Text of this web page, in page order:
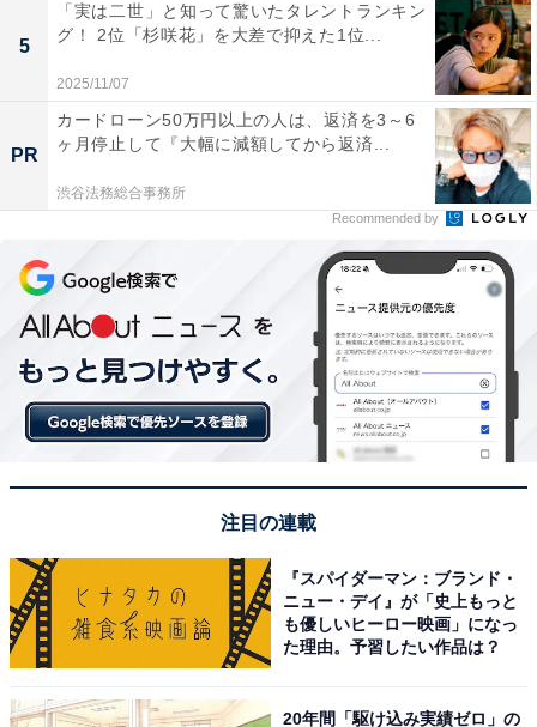
「ツインテールとニーハイが萌えに刺さる」キャ
ラデザが魅力！
「聞きやすい歌声と長いツインテールとニーハイで萌え
に刺さる特化したキャラデザ（27歳女性）」「とにかく
かわいい！ 一度目にすると印象に残る。 VOCALOIDの
曲の歌詞も素敵（27歳女性）」「緑色の長い髪をツイン
テールにしているのが可愛い。小さいのに頑張って良く
歌っている姿に惹かれます（56歳男性）」など、初音ミ
クのビジュアルについての声も多く寄せられました。
「世界中で愛されていることが納得できる愛嬌のあるビ
ジュアルと癖になる歌声（23歳男性）」「現実世界では
絶対にいない存在に惹かれている人が多くいると思いま
す（21歳男性）」など、理想を体現化したようなビジュ
アルに憧れている人も多いようです。
5
「実は二世」と知って驚いたタレントランキン
グ！ 2位「杉咲花」を大差で抑えた1位...
2025/11/07
PR
カードローン50万円以上の人は、返済を3～6
ヶ月停止して『大幅に減額してから返済...
渋谷法務総合事務所
Recommended by
注目の連載
『スパイダーマン：ブランド・
ニュー・デイ』が「史上もっと
も優しいヒーロー映画」になっ
た理由。予習したい作品は？
20年間「駆け込み実績ゼロ」の